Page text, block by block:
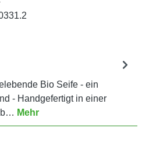
Bio Seife - ein
- Handgefertigt in einer
b… Mehr